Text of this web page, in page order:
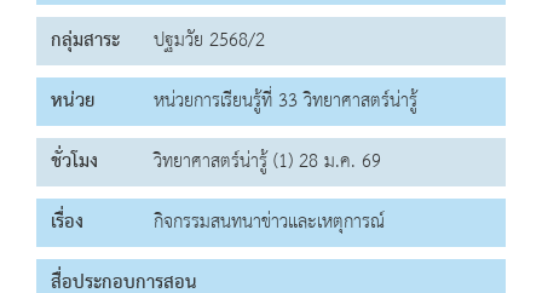
กลุ่มสาระ
ปฐมวัย 2568/2
หน่วย
หน่วยการเรียนรู้ที่ 33 วิทยาศาสตร์น่ารู้
ชั่วโมง
วิทยาศาสตร์น่ารู้ (1) 28 ม.ค. 69
เรื่อง
กิจกรรมสนทนาข่าวและเหตุการณ์
สื่อประกอบการสอน